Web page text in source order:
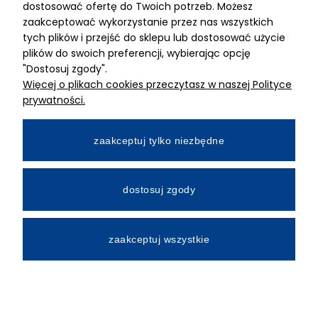
MIMARI sp z o.o.
ul. Kurkowa 12
50-210 Wrocław
Dane rejestracyjne
NIP:8982325327
Wpłacony w całości
Numer konta bankowego
All Rights Reserved © 2026 Mimari.com.pl
dostosować ofertę do Twoich potrzeb. Możesz
zaakceptować wykorzystanie przez nas wszystkich
tych plików i przejść do sklepu lub dostosować użycie
plików do swoich preferencji, wybierając opcję
"Dostosuj zgody".
Więcej o plikach cookies przeczytasz w naszej Polityce
prywatności.
zaakceptuj tylko niezbędne
dostosuj zgody
zaakceptuj wszystkie